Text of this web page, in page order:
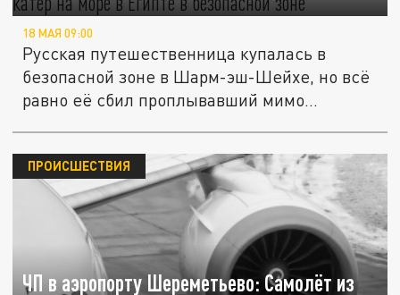
18 МАЯ 09:00
Русская путешественница купалась в
безопасной зоне в Шарм-эш-Шейхе, но всё
равно её сбил проплывавший мимо...
ЧП в аэропорту Шереметьево: Самолёт из
ПРОИСШЕСТВИЯ